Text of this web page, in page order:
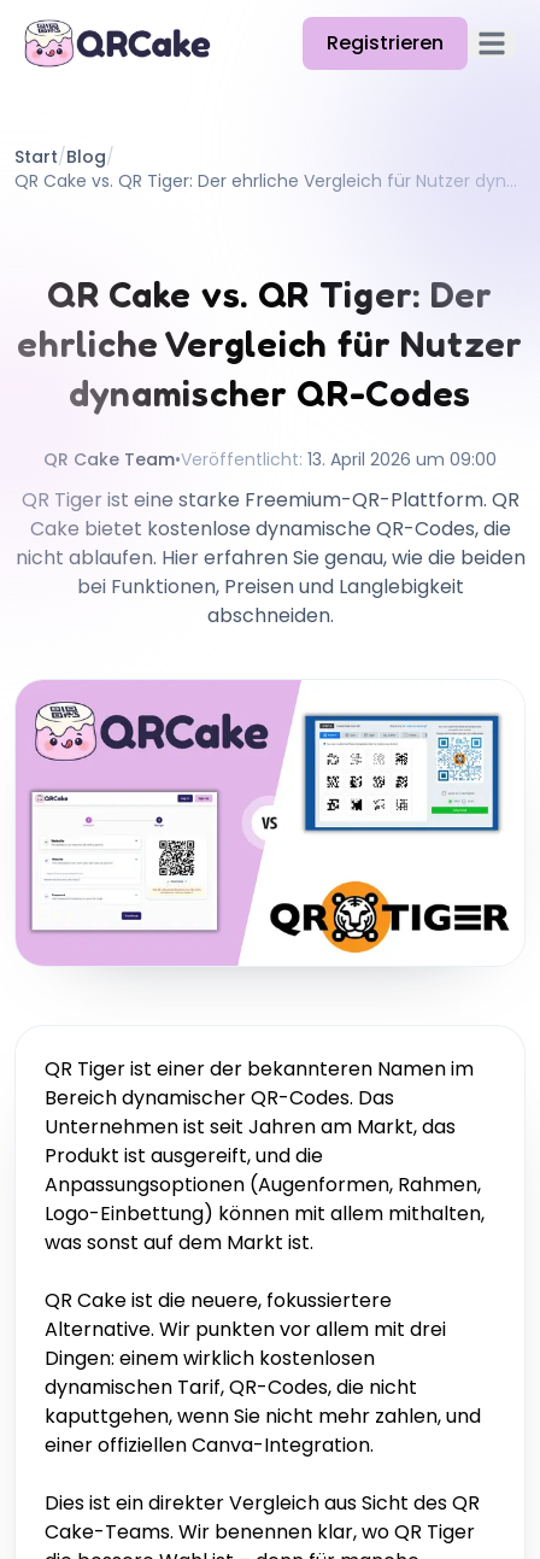
Registrieren
Preise
Doku
Hilfe
API
Start/Blog/
QR Cake vs. QR Tiger: Der ehrliche Vergleich für Nutzer dynamischer QR-Codes
QR Cake vs. QR Tiger: Der
ehrliche Vergleich für Nutzer
dynamischer QR-Codes
QR Cake Team•Veröffentlicht: 13. April 2026 um 09:00
QR Tiger ist eine starke Freemium-QR-Plattform. QR
Cake bietet kostenlose dynamische QR-Codes, die
nicht ablaufen. Hier erfahren Sie genau, wie die beiden
bei Funktionen, Preisen und Langlebigkeit
abschneiden.
QR Tiger ist einer der bekannteren Namen im
Bereich dynamischer QR-Codes. Das
Unternehmen ist seit Jahren am Markt, das
Produkt ist ausgereift, und die
Anpassungsoptionen (Augenformen, Rahmen,
Logo-Einbettung) können mit allem mithalten,
was sonst auf dem Markt ist.
QR Cake ist die neuere, fokussiertere
Alternative. Wir punkten vor allem mit drei
Dingen: einem wirklich kostenlosen
dynamischen Tarif, QR-Codes, die nicht
kaputtgehen, wenn Sie nicht mehr zahlen, und
einer offiziellen Canva-Integration.
Dies ist ein direkter Vergleich aus Sicht des QR
Cake-Teams. Wir benennen klar, wo QR Tiger